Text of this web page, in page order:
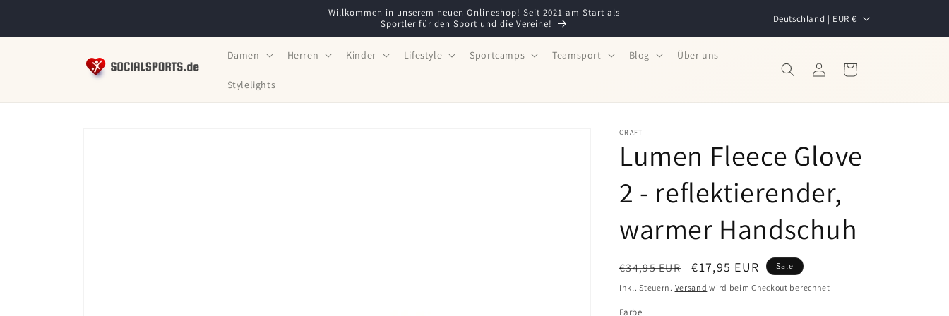
Willkommen in unserem neuen Onlineshop! Seit 2021 am Start als
Sportler für den Sport und die Vereine!
a
/
e
g
i
n
Deutschland | EUR €
Damen Herren Kinder Lifestyle Sportcamps Teamsport Blog Über uns
Stylelights
EinloggenWarenkorb
CRAFT
Lumen Fleece Glove
2 - reflektierender,
warmer Handschuh
Normaler
Preis
€34,95 EUR Verkaufspreis
€17,95 EUR Sale
Inkl. Steuern. Versand wird beim Checkout berechnet
Farbe